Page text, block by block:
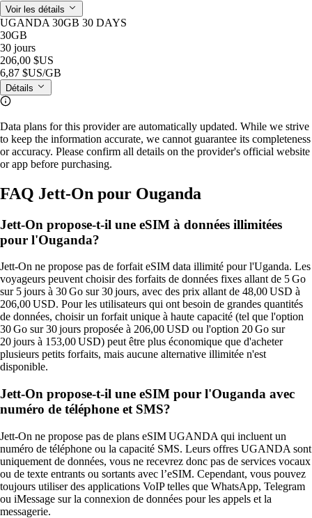
Voir les détails
UGANDA 30GB 30 DAYS
30GB
30 jours
206,00 $US
6,87 $US/GB
Détails
Data plans for this provider are automatically updated. While we strive
to keep the information accurate, we cannot guarantee its completeness
or accuracy. Please confirm all details on the provider's official website
or app before purchasing.
FAQ Jett-On pour Ouganda
Jett-On propose-t-il une eSIM à données illimitées
pour l'Ouganda?
Jett‑On ne propose pas de forfait eSIM data illimité pour l'Uganda. Les
voyageurs peuvent choisir des forfaits de données fixes allant de 5 Go
sur 5 jours à 30 Go sur 30 jours, avec des prix allant de 48,00 USD à
206,00 USD. Pour les utilisateurs qui ont besoin de grandes quantités
de données, choisir un forfait unique à haute capacité (tel que l'option
30 Go sur 30 jours proposée à 206,00 USD ou l'option 20 Go sur
20 jours à 153,00 USD) peut être plus économique que d'acheter
plusieurs petits forfaits, mais aucune alternative illimitée n'est
disponible.
Jett-On propose-t-il une eSIM pour l'Ouganda avec
numéro de téléphone et SMS?
Jett‑On ne propose pas de plans eSIM UGANDA qui incluent un
numéro de téléphone ou la capacité SMS. Leurs offres UGANDA sont
uniquement de données, vous ne recevrez donc pas de services vocaux
ou de texte entrants ou sortants avec l’eSIM. Cependant, vous pouvez
toujours utiliser des applications VoIP telles que WhatsApp, Telegram
ou iMessage sur la connexion de données pour les appels et la
messagerie.